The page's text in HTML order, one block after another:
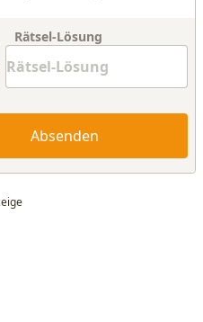
Rätsel-Lösung
Absenden